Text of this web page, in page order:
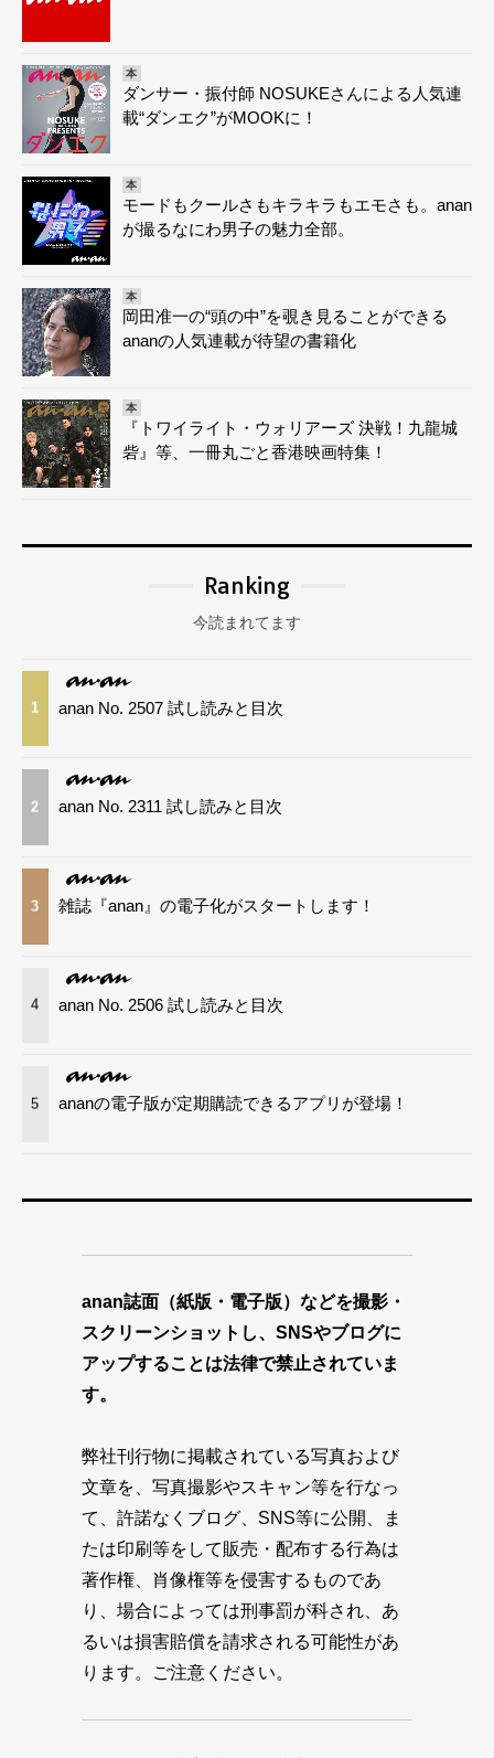
本
ダンサー・振付師 NOSUKEさんによる人気連
載“ダンエク”がMOOKに！
本
モードもクールさもキラキラもエモさも。anan
が撮るなにわ男子の魅力全部。
本
岡田准一の“頭の中”を覗き見ることができる
ananの人気連載が待望の書籍化
本
『トワイライト・ウォリアーズ 決戦！九龍城
砦』等、一冊丸ごと香港映画特集！
Ranking
今読まれてます
1 anan No. 2507 試し読みと目次
2 anan No. 2311 試し読みと目次
3 雑誌『anan』の電子化がスタートします！
4 anan No. 2506 試し読みと目次
5 ananの電子版が定期購読できるアプリが登場！
anan誌面（紙版・電子版）などを撮影・
スクリーンショットし、SNSやブログに
アップすることは法律で禁止されていま
す。
弊社刊行物に掲載されている写真および
文章を、写真撮影やスキャン等を行なっ
て、許諾なくブログ、SNS等に公開、ま
たは印刷等をして販売・配布する行為は
著作権、肖像権等を侵害するものであ
り、場合によっては刑事罰が科され、あ
るいは損害賠償を請求される可能性があ
ります。ご注意ください。